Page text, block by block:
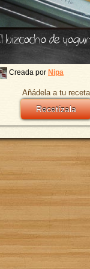
bizcocho de
Creada por Nipa
Añádela a tu
Recetízala